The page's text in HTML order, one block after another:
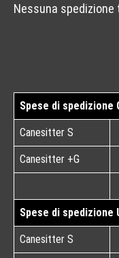
Nessuna spedizione
Spese di spedizione
Canesitter S
Canesitter +G
Spese di spedizione
Canesitter S